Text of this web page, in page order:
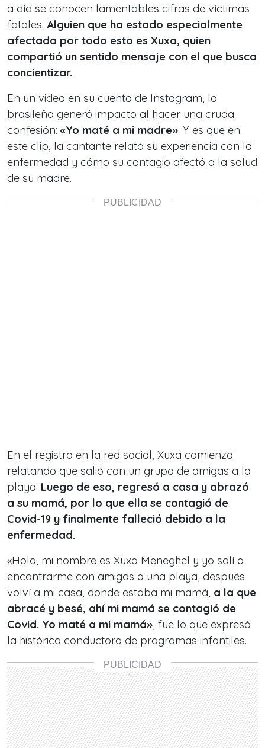
a día se conocen lamentables cifras de víctimas
fatales. Alguien que ha estado especialmente
afectada por todo esto es Xuxa, quien
compartió un sentido mensaje con el que busca
concientizar.
En un video en su cuenta de Instagram, la
brasileña generó impacto al hacer una cruda
confesión: «Yo maté a mi madre». Y es que en
este clip, la cantante relató su experiencia con la
enfermedad y cómo su contagio afectó a la salud
de su madre.
En el registro en la red social, Xuxa comienza
relatando que salió con un grupo de amigas a la
playa. Luego de eso, regresó a casa y abrazó
a su mamá, por lo que ella se contagió de
Covid-19 y finalmente falleció debido a la
enfermedad.
«Hola, mi nombre es Xuxa Meneghel y yo salí a
encontrarme con amigas a una playa, después
volví a mi casa, donde estaba mi mamá, a la que
abracé y besé, ahí mi mamá se contagió de
Covid. Yo maté a mi mamá», fue lo que expresó
la histórica conductora de programas infantiles.